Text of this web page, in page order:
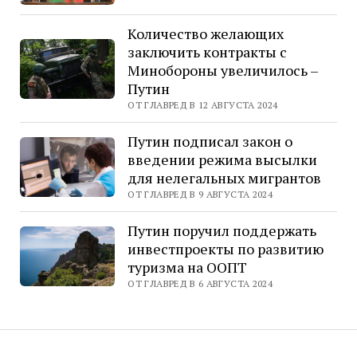
Количество желающих
заключить контракты с
Минобороны увеличилось –
Путин
ОТ ГЛАВРЕД В 12 АВГУСТА 2024
Путин подписал закон о
введении режима высылки
для нелегальных мигрантов
ОТ ГЛАВРЕД В 9 АВГУСТА 2024
Путин поручил поддержать
инвестпроекты по развитию
туризма на ООПТ
ОТ ГЛАВРЕД В 6 АВГУСТА 2024